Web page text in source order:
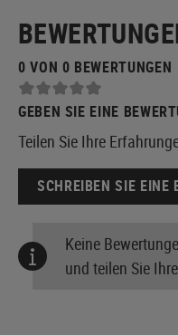
0 VON 0 BEWERTUNGEN
GEBEN SIE EINE
Teilen Sie Ihre
SCHREIBEN SIE EINE
Keine
und teilen Sie